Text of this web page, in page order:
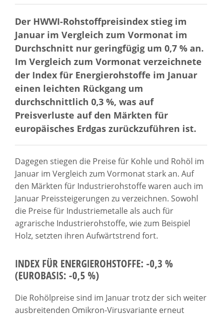
Der HWWI-Rohstoffpreisindex stieg im
Januar im Vergleich zum Vormonat im
Durchschnitt nur geringfügig um 0,7 % an.
Im Vergleich zum Vormonat verzeichnete
der Index für Energierohstoffe im Januar
einen leichten Rückgang um
durchschnittlich 0,3 %, was auf
Preisverluste auf den Märkten für
europäisches Erdgas zurückzuführen ist.
Dagegen stiegen die Preise für Kohle und Rohöl im
Januar im Vergleich zum Vormonat stark an. Auf
den Märkten für Industrierohstoffe waren auch im
Januar Preissteigerungen zu verzeichnen. Sowohl
die Preise für Industriemetalle als auch für
agrarische Industrierohstoffe, wie zum Beispiel
Holz, setzten ihren Aufwärtstrend fort.
INDEX FÜR ENERGIEROHSTOFFE: -0,3 %
(EUROBASIS: -0,5 %)
Die Rohölpreise sind im Januar trotz der sich weiter
ausbreitenden Omikron-Virusvariante erneut